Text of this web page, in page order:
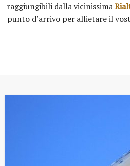
raggiungibili dalla vicinissima
punto d’arrivo per allietare il